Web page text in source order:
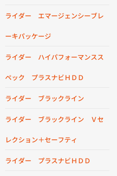
ライダー エマージェンシーブレ
ーキパッケージ
ライダー ハイパフォーマンスス
ペック プラスナビＨＤＤ
ライダー ブラックライン
ライダー ブラックライン Ｖセ
レクション＋セーフティ
ライダー プラスナビＨＤＤ